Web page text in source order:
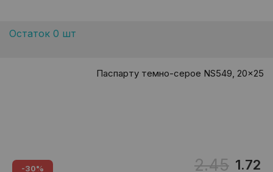
Остаток 0 шт
Паспарту темно-серое NS549, 20x25
-30% 2.45 1.72